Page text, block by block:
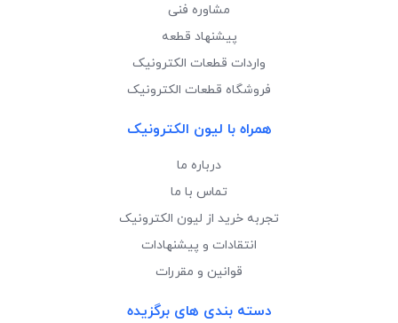
مشاوره فنی
پیشنهاد قطعه
واردات قطعات الکترونیک
فروشگاه قطعات الکترونیک
همراه با لیون الکترونیک
درباره ما
تماس با ما
تجربه خرید از لیون الکترونیک
انتقادات و پیشنهادات
قوانین و مقررات
دسته بندی های برگزیده